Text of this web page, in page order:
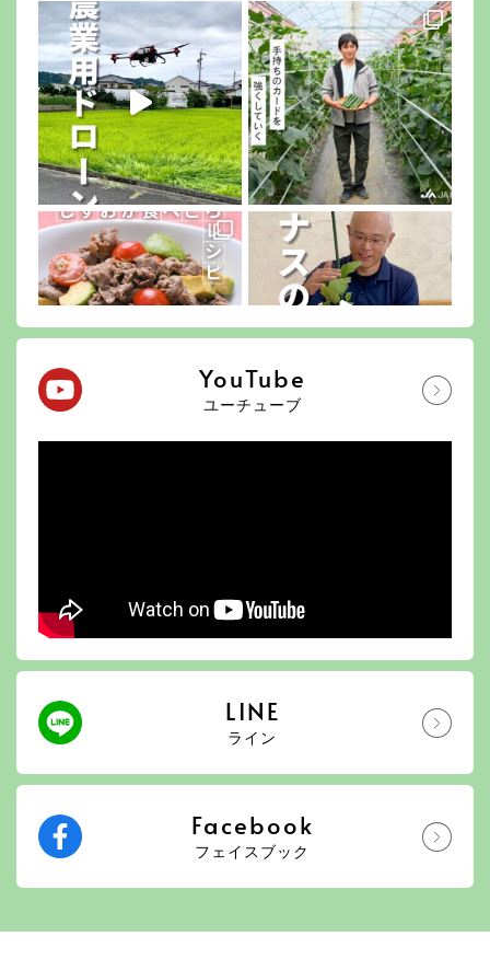
YouTube
ユーチューブ
LINE
ライン
Facebook
フェイスブック